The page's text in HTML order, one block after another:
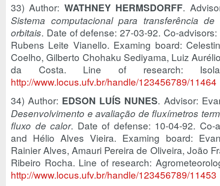
33) Author: WATHNEY HERMSDORFF.
Sistema computacional para transferência de
orbitais. Date of defense: 27-03-92. Co-
Rubens Leite Vianello. Examing board:
Coelho, Gilberto Chohaku Sediyama, Luiz
da Costa. Line of research:
http://www.locus.ufv.br/handle/123456789/11464
34) Author: EDSON LUÍS NUNES. Advisor:
Desenvolvimento e avaliação de fluxímetros
fluxo de calor. Date of defense: 10-04-92. Co-
and Hélio Alves Vieira. Examing board:
Rainier Alves, Amauri Pereira de Oliveira, João
Ribeiro Rocha. Line of research:
http://www.locus.ufv.br/handle/123456789/11453